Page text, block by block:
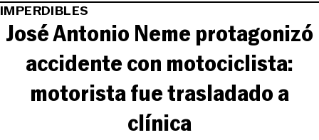
IMPERDIBLES
José Antonio Neme protagonizó
accidente con motociclista:
motorista fue trasladado a
clínica